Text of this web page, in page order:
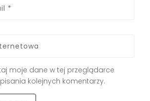
moje dane w tej przeglądarce
kolejnych komentarzy.